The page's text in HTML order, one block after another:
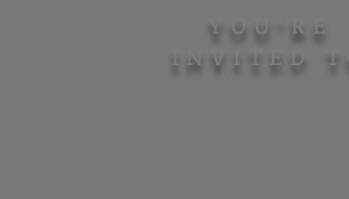
YOU'RE
INVITED